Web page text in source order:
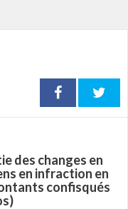
des changes en
en infraction en
confisqués